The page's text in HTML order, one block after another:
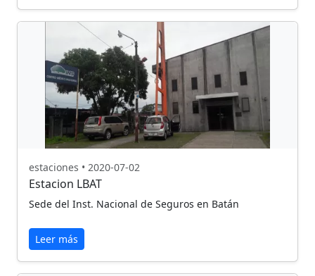
estaciones • 2020-07-02
Estacion LBAT
Sede del Inst. Nacional de Seguros en Batán
Leer más